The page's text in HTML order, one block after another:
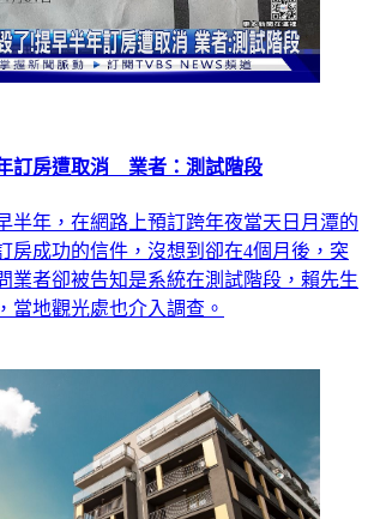
訂房遭取消 業者：測試階段
半年，在網路上預訂跨年夜當天日月潭的
房成功的信件，沒想到卻在4個月後，突
業者卻被告知是系統在測試階段，賴先生
當地觀光處也介入調查。